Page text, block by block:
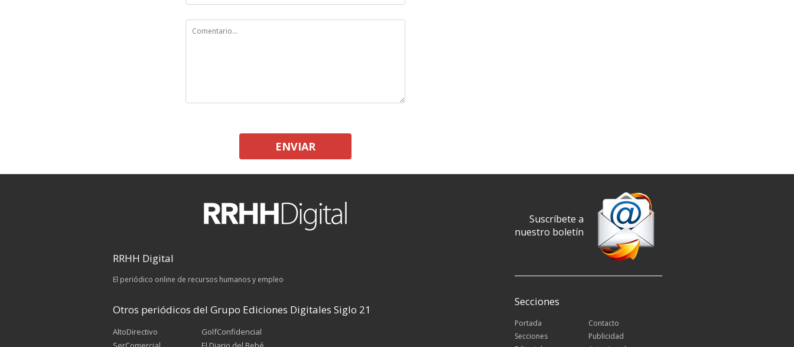
ENVIAR
RRHH Digital
El periódico online de recursos humanos y empleo
Otros periódicos del Grupo Ediciones Digitales Siglo 21
AltoDirectivo
GolfConfidencial
Suscríbete a
nuestro boletín
Secciones
Portada
Secciones
Contacto
Publicidad